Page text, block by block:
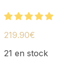
219.90€
21 en stock